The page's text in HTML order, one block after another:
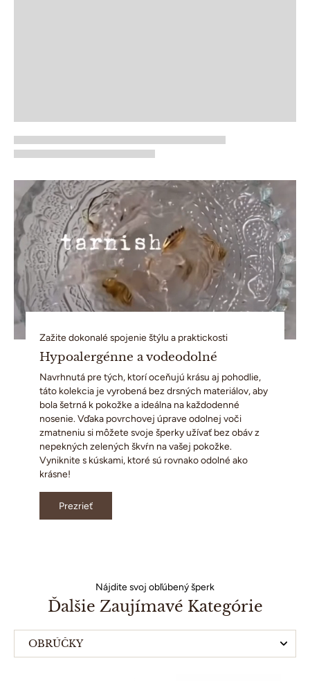
Zažite dokonalé spojenie štýlu a praktickosti
Hypoalergénne a vodeodolné
Navrhnutá pre tých, ktorí oceňujú krásu aj pohodlie,
táto kolekcia je vyrobená bez drsných materiálov, aby
bola šetrná k pokožke a ideálna na každodenné
nosenie. Vďaka povrchovej úprave odolnej voči
zmatneniu si môžete svoje šperky užívať bez obáv z
nepekných zelených škvŕn na vašej pokožke.
Vyniknite s kúskami, ktoré sú rovnako odolné ako
krásne!
Prezrieť
Nájdite svoj obľúbený šperk
Ďalšie Zaujímavé Kategórie
OBRÚČKY